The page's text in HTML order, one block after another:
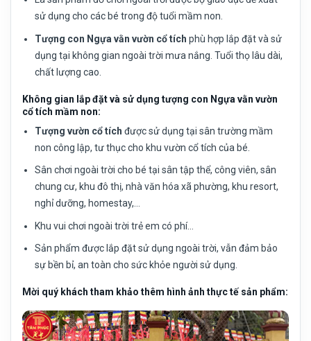
sử dụng cho các bé trong độ tuổi mầm non.
Tượng con Ngựa vằn vườn cổ tích phù hợp lắp đặt và sử
dụng tại không gian ngoài trời mưa nắng. Tuổi thọ lâu dài,
chất lượng cao.
Không gian lắp đặt và sử dụng tượng con Ngựa vằn vườn
cổ tích mầm non:
Tượng vườn cổ tích được sử dụng tại sân trường mầm
non công lập, tư thục cho khu vườn cổ tích của bé.
Sân chơi ngoài trời cho bé tại sân tập thể, công viên, sân
chung cư, khu đô thị, nhà văn hóa xã phường, khu resort,
nghỉ dưỡng, homestay,…
Khu vui chơi ngoài trời trẻ em có phí…
Sản phẩm được lắp đặt sử dụng ngoài trời, vẫn đảm bảo
sự bền bỉ, an toàn cho sức khỏe người sử dụng.
Mời quý khách tham khảo thêm hình ảnh thực tế sản phẩm: